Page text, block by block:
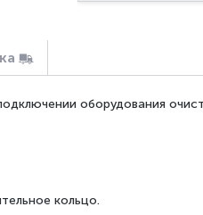
оборудования
кольцо.